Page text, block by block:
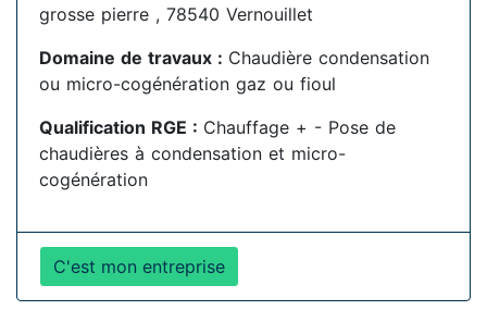
grosse pierre , 78540 Vernouillet
Domaine de travaux : Chaudière condensation
ou micro-cogénération gaz ou fioul
Qualification RGE : Chauffage + - Pose de
chaudières à condensation et micro-
cogénération
C'est mon entreprise